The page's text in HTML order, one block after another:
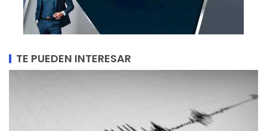
TE PUEDEN INTERESAR